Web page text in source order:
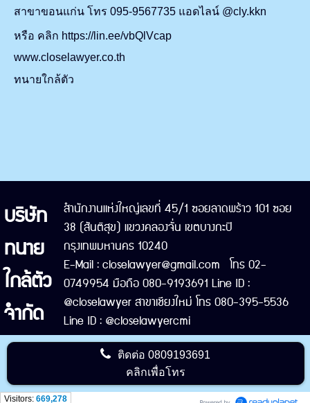
สาขาขอนแก่น โทร 095-9567735 แอดไลน์ @cly.kkn
หรือ คลิก https://lin.ee/vbQlVcap
www.closelawyer.co.th
ทนายใกล้ตัว
บริษัท
ทนาย
ใกล้ตัว
จำกัด
สำนักงานแห่งใหญ่เลขที่ 45/1 ซอยลาดพร้าว 101 ซอย
38 (สันติสุข) แขวงคลองจั่น เขตบางกะปิ
กรุงเทพมหานคร 10240
E-Mail : closelawyer@gmail.com โทร 02-
0749954 มือถือ 080-9193691 Line ID :
@closelawyer สาขาเชียงใหม่ โทร 080-395-5536
Line ID : @closelawyercmi
ติดต่อ0809193691
คลิกเพื่อโทร
Visitors: 669,278